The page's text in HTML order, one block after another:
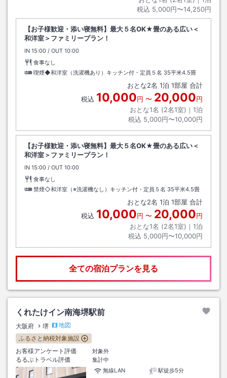
税込 5,000円〜14,250円
【お子様歓迎・添い寝無料】最大５名OK★畳のある広い＜
和洋室＞ファミリープラン！
IN チェックイン
15:00 / OUT チェックアウト
10:00
食事なし
喫煙◆和洋室（洗濯機あり）キッチン付・定員５名 35平米4.5畳
おとな2名 1泊 1部屋 合計
税込 10,000円 〜 20,000円
おとな1名 (2名1室)｜ 1泊
税込 5,000円〜10,000円
【お子様歓迎・添い寝無料】最大５名OK★畳のある広い＜
和洋室＞ファミリープラン！
IN チェックイン
15:00 / OUT チェックアウト
10:00
食事なし
禁煙◇和洋室（※洗濯機なし）キッチン付・定員５名 35平米4.5畳
おとな2名 1泊 1部屋 合計
税込 10,000円 〜 20,000円
おとな1名 (2名1室)｜ 1泊
税込 5,000円〜10,000円
全ての宿泊プランを見る
くれたけイン南海堺駅前
大阪府 堺
地図
ふるさと納税対象施設
お客様アンケート評価
対象外
るるぶトラベル評価
集計中
無線LAN
駅徒歩5分